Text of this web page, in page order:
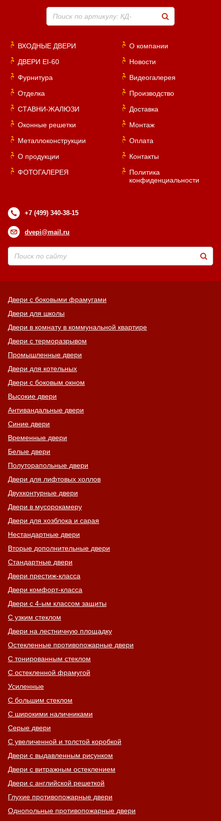
Хочу такую
Хочу такую
Хочу такую
Хочу такую
Хочу такую
Поиск по артикулу: КД-
ВХОДНЫЕ ДВЕРИ
ДВЕРИ EI-60
Фурнитура
Отделка
СТАВНИ-ЖАЛЮЗИ
Оконные решетки
Металлоконструкции
О продукции
ФОТОГАЛЕРЕЯ
О компании
Новости
Видеогалерея
Производство
Доставка
Монтаж
Оплата
Контакты
Политика
конфиденциальности
+7 (499) 340-38-15
dvepi@mail.ru
Двери с боковыми фрамугами
Двери для школы
Двери в комнату в коммунальной квартире
Двери с терморазрывом
Промышленные двери
Двери для котельных
Двери с боковым окном
Высокие двери
Антивандальные двери
Синие двери
Временные двери
Белые двери
Полуторапольные двери
Двери для лифтовых холлов
Двухконтурные двери
Двери в мусорокамеру
Двери для хозблока и сарая
Нестандартные двери
Вторые дополнительные двери
Стандартные двери
Двери престиж-класса
Двери комфорт-класса
Двери с 4-ым классом защиты
С узким стеклом
Двери на лестничную площадку
Остекленные противопожарные двери
С тонированным стеклом
С остекленной фрамугой
Усиленные
С большим стеклом
С широкими наличниками
Серые двери
С увеличенной и толстой коробкой
Двери с выдавленным рисунком
Двери с витражным остеклением
Двери с английской решеткой
Глухие противопожарные двери
Однопольные противопожарные двери